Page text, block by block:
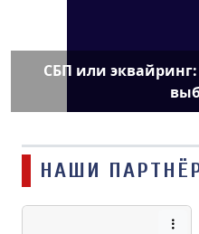
СБП или
НАШИ